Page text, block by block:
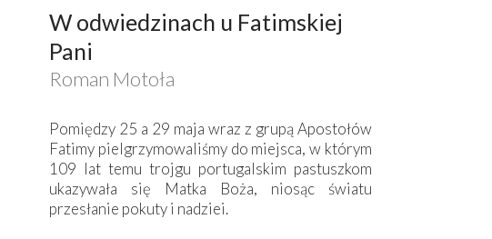
W odwiedzinach u Fatimskiej
Pani
Roman Motoła
Pomiędzy 25 a 29 maja wraz z grupą Apostołów
Fatimy pielgrzymowaliśmy do miejsca, w którym
109 lat temu trojgu portugalskim pastuszkom
ukazywała się Matka Boża, niosąc światu
przesłanie pokuty i nadziei.